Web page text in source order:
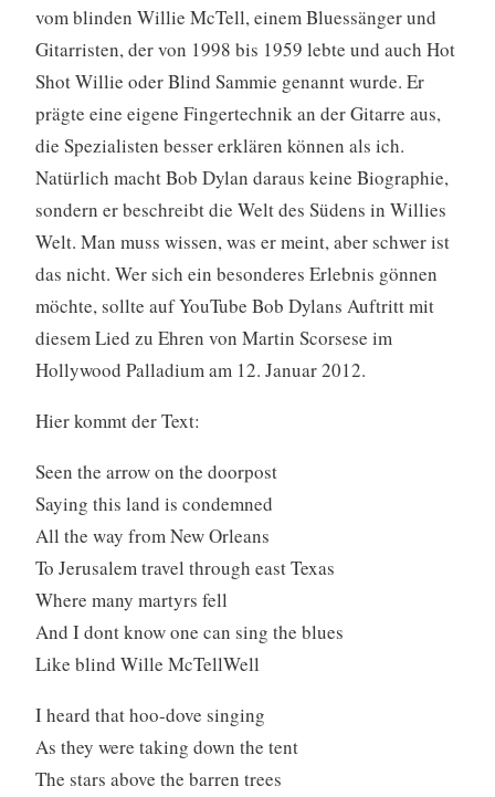
vom blinden Willie McTell, einem Bluessänger und
Gitarristen, der von 1998 bis 1959 lebte und auch Hot
Shot Willie oder Blind Sammie genannt wurde. Er
prägte eine eigene Fingertechnik an der Gitarre aus,
die Spezialisten besser erklären können als ich.
Natürlich macht Bob Dylan daraus keine Biographie,
sondern er beschreibt die Welt des Südens in Willies
Welt. Man muss wissen, was er meint, aber schwer ist
das nicht. Wer sich ein besonderes Erlebnis gönnen
möchte, sollte auf YouTube Bob Dylans Auftritt mit
diesem Lied zu Ehren von Martin Scorsese im
Hollywood Palladium am 12. Januar 2012.
Hier kommt der Text:
Seen the arrow on the doorpost
Saying this land is condemned
All the way from New Orleans
To Jerusalem travel through east Texas
Where many martyrs fell
And I dont know one can sing the blues
Like blind Wille McTellWell
I heard that hoo-dove singing
As they were taking down the tent
The stars above the barren trees